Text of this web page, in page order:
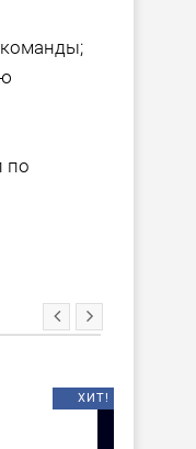
по
НОВИНКА